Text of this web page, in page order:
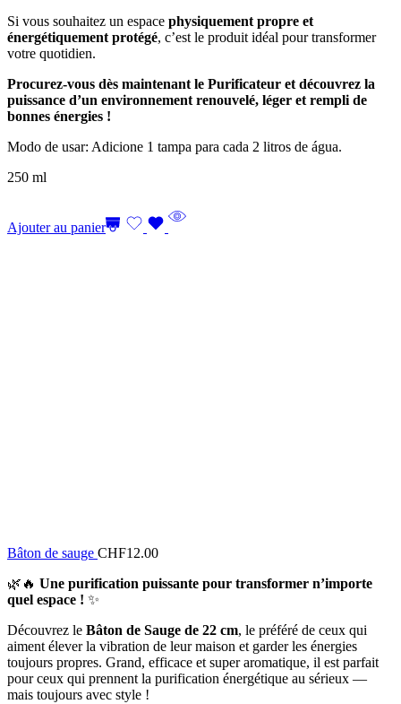
Si vous souhaitez un espace physiquement propre et
énergétiquement protégé, c’est le produit idéal pour transformer
votre quotidien.
Procurez-vous dès maintenant le Purificateur et découvrez la
puissance d’un environnement renouvelé, léger et rempli de
bonnes énergies !
Modo de usar: Adicione 1 tampa para cada 2 litros de água.
250 ml
Ajouter au panier
Bâton de sauge CHF12.00
🌿🔥 Une purification puissante pour transformer n’importe
quel espace ! ✨
Découvrez le Bâton de Sauge de 22 cm, le préféré de ceux qui
aiment élever la vibration de leur maison et garder les énergies
toujours propres. Grand, efficace et super aromatique, il est parfait
pour ceux qui prennent la purification énergétique au sérieux —
mais toujours avec style !